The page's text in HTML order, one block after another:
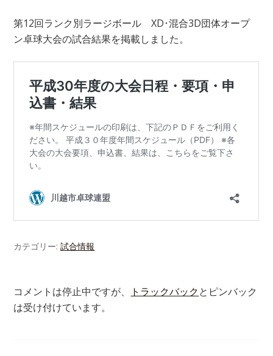
第12回ランク別ラージボール XD･混合3D団体オープ
ン卓球大会の試合結果を掲載しました。
カテゴリー:試合情報
コメントは停止中ですが、 トラックバックとピンバック
は受け付けています。